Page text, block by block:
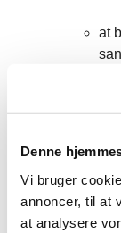
Denne
Vi bruger
annoncer, til at
at analysere
at
at
Vi slutter hver